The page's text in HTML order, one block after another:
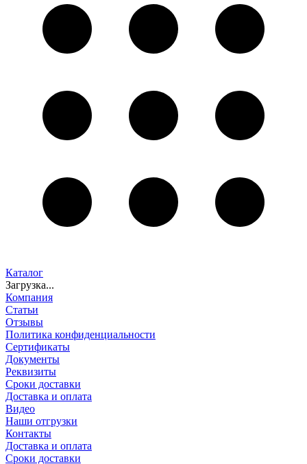
Каталог
Загрузка...
Компания
Статьи
Отзывы
Политика конфиденциальности
Сертификаты
Документы
Реквизиты
Сроки доставки
Доставка и оплата
Видео
Наши отгрузки
Контакты
Доставка и оплата
Сроки доставки